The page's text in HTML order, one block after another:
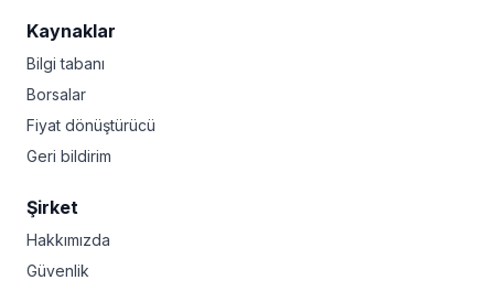
Kaynaklar
Bilgi tabanı
Borsalar
Fiyat dönüştürücü
Geri bildirim
Şirket
Hakkımızda
Güvenlik